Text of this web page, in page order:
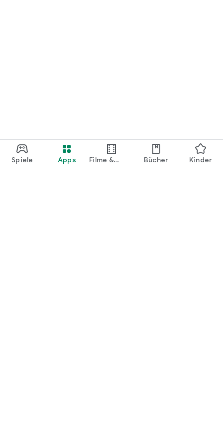
Spiele Apps
Filme &
Bücher Kinder